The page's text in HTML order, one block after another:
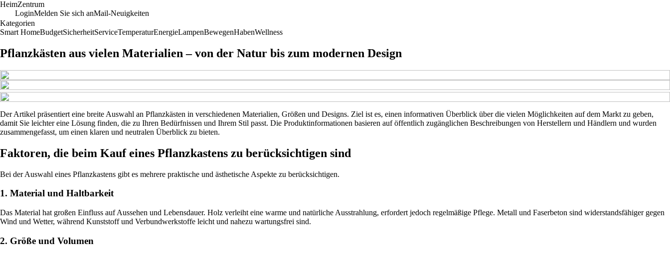
HeimZentrum
LoginMelden Sie sich anMail-Neuigkeiten
Kategorien
Smart HomeBudgetSicherheitServiceTemperaturEnergieLampenBewegenHabenWellness
Pflanzkästen aus vielen Materialien – von der Natur bis zum modernen Design
Der Artikel präsentiert eine breite Auswahl an Pflanzkästen in verschiedenen Materialien, Größen und Designs. Ziel ist es, einen informativen Überblick über die vielen Möglichkeiten auf dem Markt zu geben,
damit Sie leichter eine Lösung finden, die zu Ihren Bedürfnissen und Ihrem Stil passt. Die Produktinformationen basieren auf öffentlich zugänglichen Beschreibungen von Herstellern und Händlern und wurden
zusammengefasst, um einen klaren und neutralen Überblick zu bieten.
Faktoren, die beim Kauf eines Pflanzkastens zu berücksichtigen sind
Bei der Auswahl eines Pflanzkastens gibt es mehrere praktische und ästhetische Aspekte zu berücksichtigen.
1. Material und Haltbarkeit
Das Material hat großen Einfluss auf Aussehen und Lebensdauer. Holz verleiht eine warme und natürliche Ausstrahlung, erfordert jedoch regelmäßige Pflege. Metall und Faserbeton sind widerstandsfähiger gegen
Wind und Wetter, während Kunststoff und Verbundwerkstoffe leicht und nahezu wartungsfrei sind.
2. Größe und Volumen